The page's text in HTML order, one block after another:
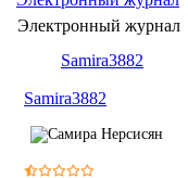
Электронный журнал
Samira3882
Samira3882